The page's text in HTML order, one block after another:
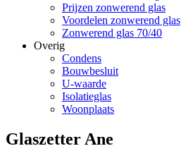
Prijzen zonwerend glas
Voordelen zonwerend glas
Zonwerend glas 70/40
Overig
Condens
Bouwbesluit
U-waarde
Isolatieglas
Woonplaats
Glaszetter Ane